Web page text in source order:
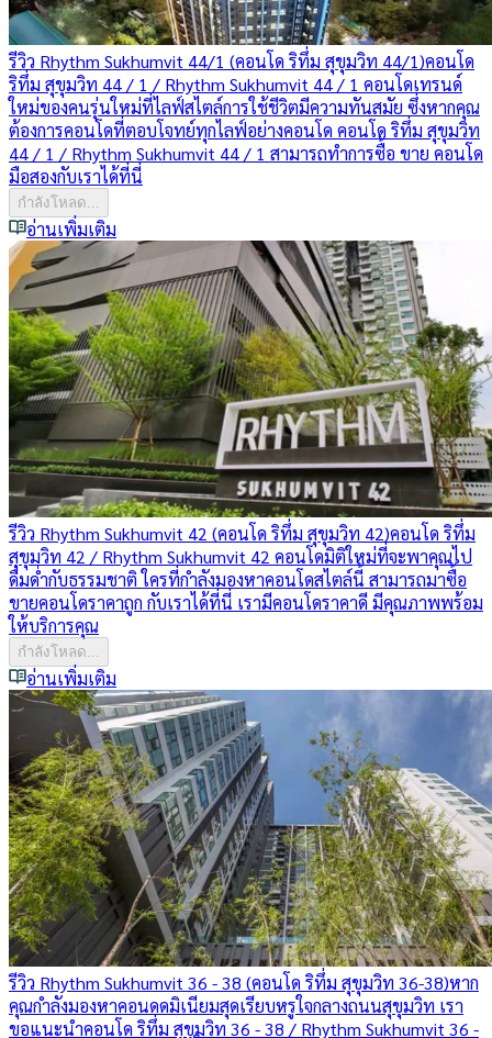
รีวิว Rhythm Sukhumvit 44/1 (คอนโด ริทึ่ม สุขุมวิท 44/1)คอนโด
ริทึ่ม สุขุมวิท 44 / 1 / Rhythm Sukhumvit 44 / 1 คอนโดเทรนด์
ใหม่ของคนรุ่นใหม่ที่ไลฟ์สไตล์การใช้ชีวิตมีความทันสมัย ซึ่งหากคุณ
ต้องการคอนโดที่ตอบโจทย์ทุกไลฟ์อย่างคอนโด คอนโด ริทึ่ม สุขุมวิท
44 / 1 / Rhythm Sukhumvit 44 / 1 สามารถทำการซื้อ ขาย คอนโด
มือสองกับเราได้ที่นี่
กำลังโหลด...
อ่านเพิ่มเติม
รีวิว Rhythm Sukhumvit 42 (คอนโด ริทึ่ม สุขุมวิท 42)คอนโด ริทึ่ม
สุขุมวิท 42 / Rhythm Sukhumvit 42 คอนโดมิติใหม่ที่จะพาคุณไป
ดื่มด่ำกับธรรมชาติ ใครที่กำลังมองหาคอนโดสไตล์นี้ สามารถมาซื้อ
ขายคอนโดราคาถูก กับเราได้ที่นี่ เรามีคอนโดราคาดี มีคุณภาพพร้อม
ให้บริการคุณ
กำลังโหลด...
อ่านเพิ่มเติม
รีวิว Rhythm Sukhumvit 36 - 38 (คอนโด ริทึ่ม สุขุมวิท 36-38)หาก
คุณกำลังมองหาคอนดดมิเนียมสุดเรียบหรูใจกลางถนนสุขุมวิท เรา
ขอแนะนำคอนโด ริทึ่ม สุขุมวิท 36 - 38 / Rhythm Sukhumvit 36 -